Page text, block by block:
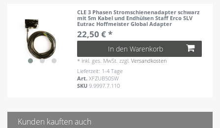
CLE 3 Phasen Stromschienenadapter schwarz
mit 5m Kabel und Endhülsen Staff Erco SLV
Eutrac Hoffmeister Global Adapter
22,50 € *
In den Warenkorb
* inkl. ges. MwSt. zzgl.Versandkosten
Lieferzeit: 1-4 Tage
Art.XFZUB50SW
SKU9.9997.7.110
Kunden kauften auch